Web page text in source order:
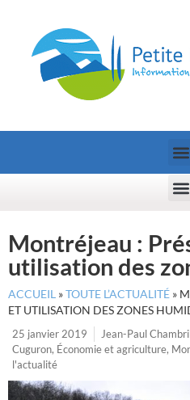
Montréjeau :
utilisation des
ACCUEIL »TOUTE L’ACTUALITÉ »
ET UTILISATION DES ZONES
25 janvier 2019
Jean-Paul
Cuguron, Économie et agriculture,
l'actualité